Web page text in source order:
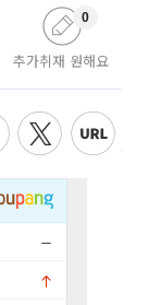
추가취재 원해요
0